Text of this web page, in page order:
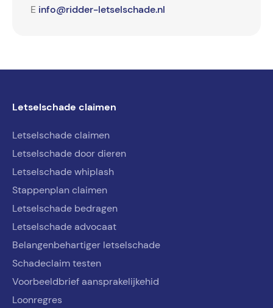
E info@ridder-letselschade.nl
Letselschade claimen
Letselschade claimen
Letselschade door dieren
Letselschade whiplash
Stappenplan claimen
Letselschade bedragen
Letselschade advocaat
Belangenbehartiger letselschade
Schadeclaim testen
Voorbeeldbrief aansprakelijkehid
Loonregres